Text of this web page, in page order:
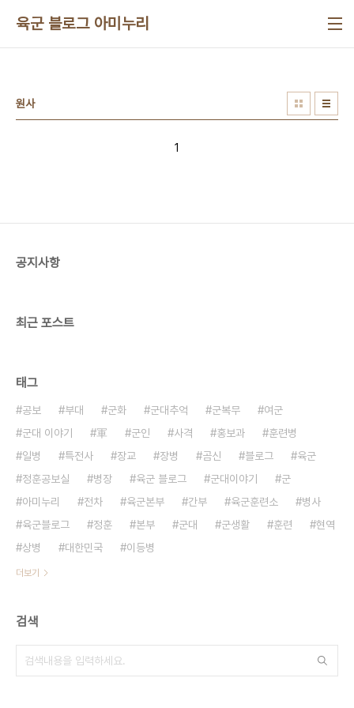
육군 블로그 아미누리
원사
1
공지사항
최근 포스트
태그
공보 부대 군화 군대추억 군복무
여군
군대 이야기
軍 군인 사격 홍보과
훈련병
일병
특전사 장교 장병 곰신 블로그
육군
정훈공보실
병장 육군 블로그 군대이야기
군
아미누리
전차 육군본부 간부 육군훈련소
병사
육군블로그
정훈 본부 군대 군생활 훈련
현역
상병
대한민국 이등병
더보기
검색